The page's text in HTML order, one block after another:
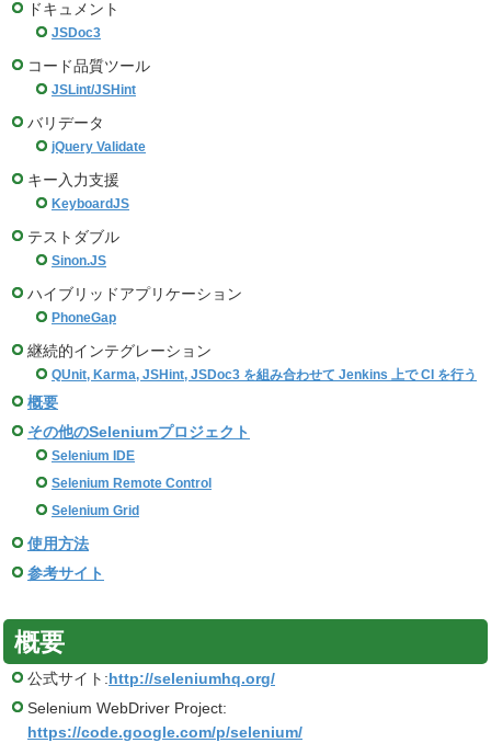
ドキュメント
JSDoc3
コード品質ツール
JSLint/JSHint
バリデータ
jQuery Validate
キー入力支援
KeyboardJS
テストダブル
Sinon.JS
ハイブリッドアプリケーション
PhoneGap
継続的インテグレーション
QUnit, Karma, JSHint, JSDoc3 を組み合わせて Jenkins 上で CI を行う
概要
その他のSeleniumプロジェクト
Selenium IDE
Selenium Remote Control
Selenium Grid
使用方法
参考サイト
概要
公式サイト: http://seleniumhq.org/
Selenium WebDriver Project:
https://code.google.com/p/selenium/